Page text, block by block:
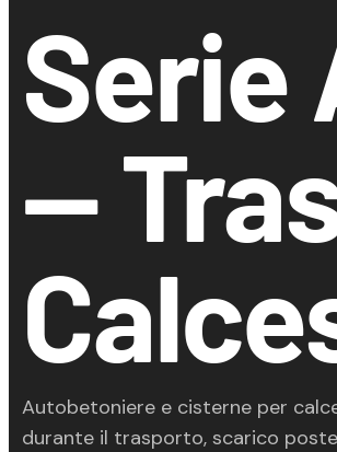
Serie
—
Autobetoniere e cisterne per
durante il trasporto, scarico